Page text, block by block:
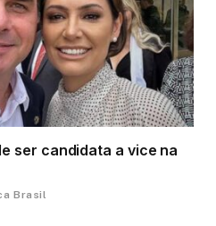
ser candidata a vice na
Brasil